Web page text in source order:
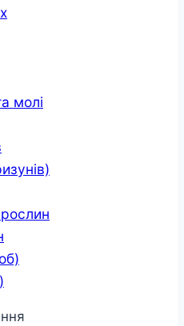
молі